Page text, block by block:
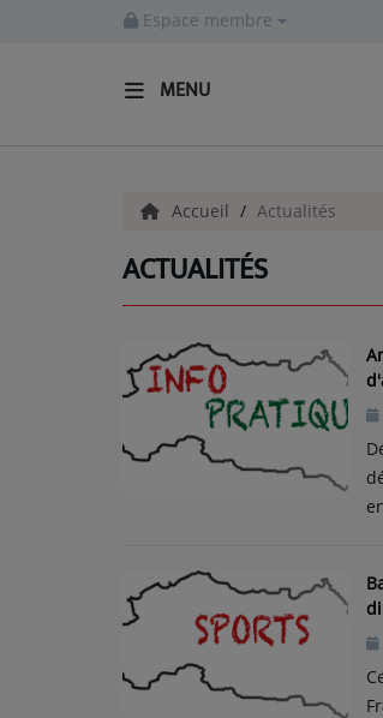
Espace membre
MENU
INFOS - ALLIER
INFOS POP ROCK
PODCASTS
Accueil Actualités
ACTUALITÉS